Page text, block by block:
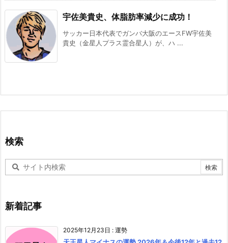
宇佐美貴史、体脂肪率減少に成功！
サッカー日本代表でガンバ大阪のエースFW宇佐美
貴史（金星人プラス霊合星人）が、ハ ...
検索
新着記事
2025年12月23日 : 運勢